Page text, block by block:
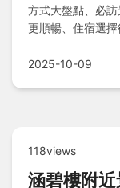
方式大盤點、必
更順暢、住宿選
2025-10-09
118views
涵碧樓附